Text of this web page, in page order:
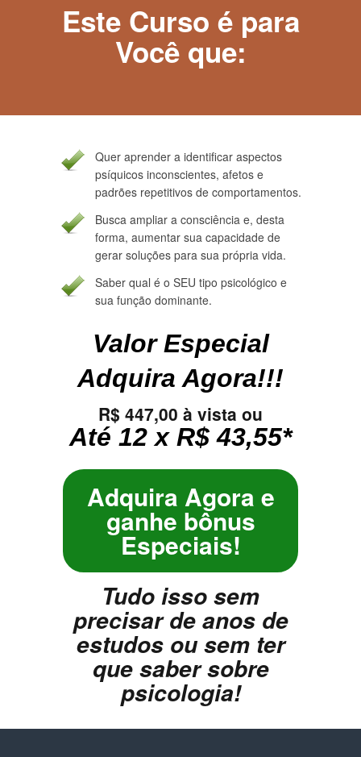
Este Curso é para
Você que:
Quer aprender a identificar aspectos
psíquicos inconscientes, afetos e
padrões repetitivos de comportamentos.
Busca ampliar a consciência e, desta
forma, aumentar sua capacidade de
gerar soluções para sua própria vida.
Saber qual é o SEU tipo psicológico e
sua função dominante.
Valor Especial
Adquira Agora!!!
R$ 447,00 à vista ou
Até 12 x R$ 43,55*
Adquira Agora e
ganhe bônus
Especiais!
Tudo isso sem
precisar de anos de
estudos ou sem ter
que saber sobre
psicologia!